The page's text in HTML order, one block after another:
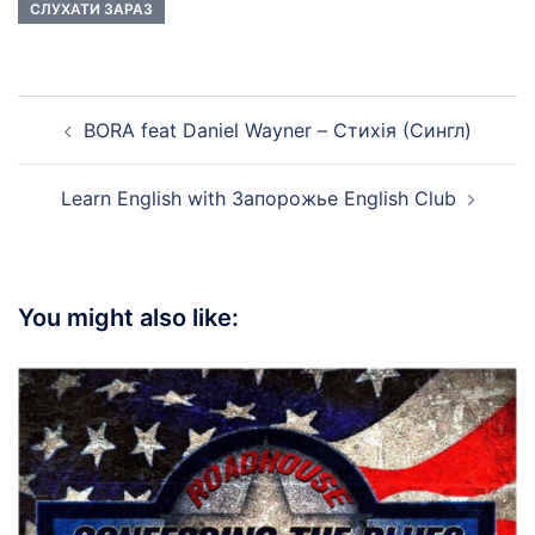
СЛУХАТИ ЗАРАЗ
navigation
BORA feat Daniel Wayner – Стихія (Сингл)
Learn English with Запорожье English Club
You might also like: